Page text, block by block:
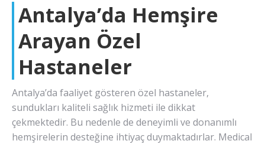
Antalya’da Hemşire
Arayan Özel
Hastaneler
Antalya’da faaliyet gösteren özel hastaneler,
sundukları kaliteli sağlık hizmeti ile dikkat
çekmektedir. Bu nedenle de deneyimli ve donanımlı
hemşirelerin desteğine ihtiyaç duymaktadırlar. Medical